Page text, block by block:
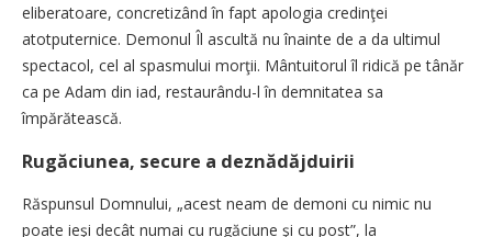
eliberatoare, concretizând în fapt apologia credinţei
atotputernice. Demonul Îl ascultă nu înainte de a da ultimul
spectacol, cel al spasmului morţii. Mântuitorul îl ridică pe tânăr
ca pe Adam din iad, restaurându-l în demnitatea sa
împărătească.
Rugăciunea, secure a deznădăjduirii
Răspunsul Domnului, „acest neam de demoni cu nimic nu
poate ieşi decât numai cu rugăciune şi cu post”, la